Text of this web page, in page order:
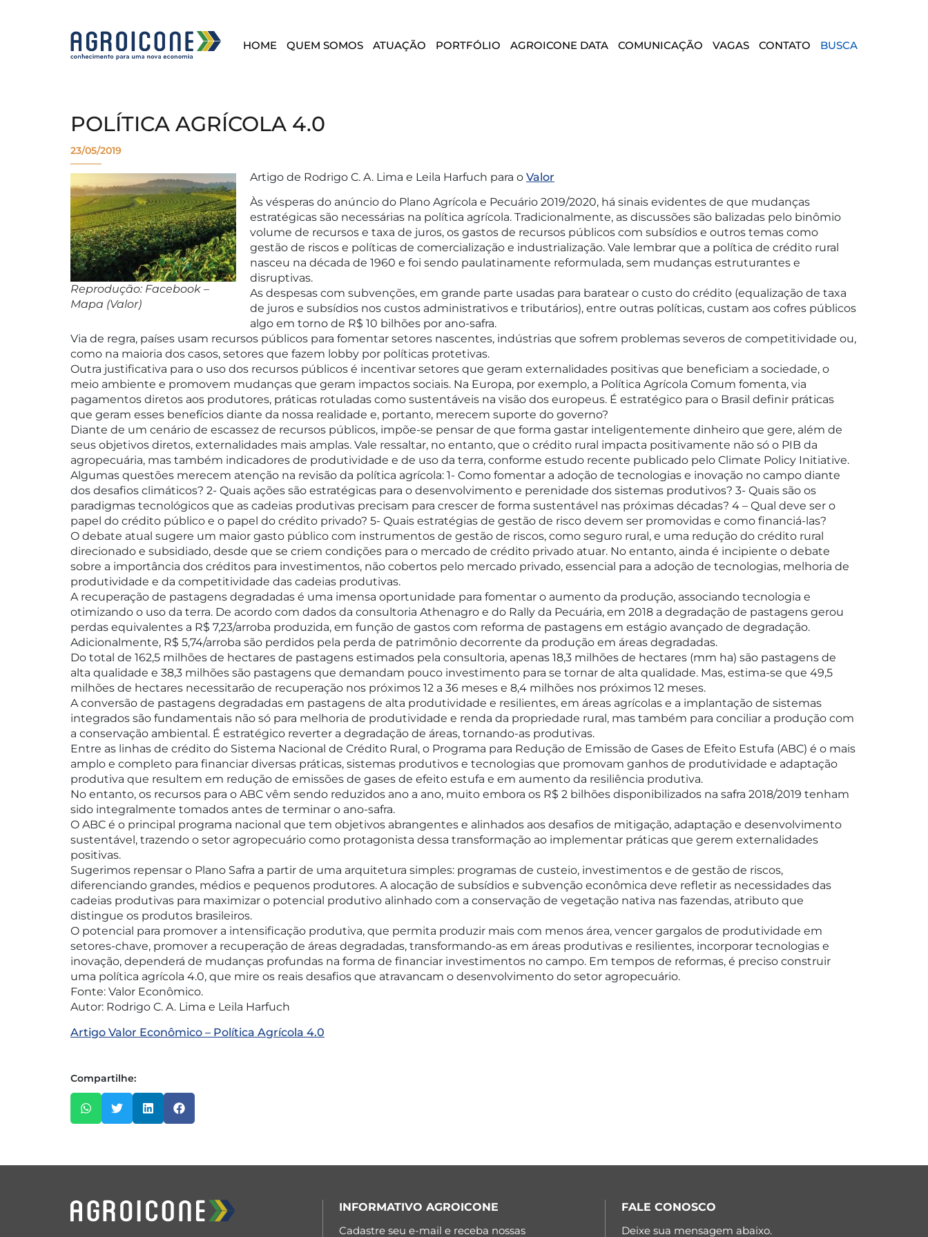
HOME QUEM SOMOS ATUAÇÃO PORTFÓLIO AGROICONE DATA COMUNICAÇÃO VAGAS CONTATO BUSCA
POLÍTICA AGRÍCOLA 4.0
23/05/2019
Reprodução: Facebook –
Mapa (Valor)
Artigo de Rodrigo C. A. Lima e Leila Harfuch para o Valor
Às vésperas do anúncio do Plano Agrícola e Pecuário 2019/2020, há sinais evidentes de que mudanças
estratégicas são necessárias na política agrícola. Tradicionalmente, as discussões são balizadas pelo binômio
volume de recursos e taxa de juros, os gastos de recursos públicos com subsídios e outros temas como
gestão de riscos e políticas de comercialização e industrialização. Vale lembrar que a política de crédito rural
nasceu na década de 1960 e foi sendo paulatinamente reformulada, sem mudanças estruturantes e
disruptivas.
As despesas com subvenções, em grande parte usadas para baratear o custo do crédito (equalização de taxa
de juros e subsídios nos custos administrativos e tributários), entre outras políticas, custam aos cofres públicos
algo em torno de R$ 10 bilhões por ano-safra.
Via de regra, países usam recursos públicos para fomentar setores nascentes, indústrias que sofrem problemas severos de competitividade ou,
como na maioria dos casos, setores que fazem lobby por políticas protetivas.
Outra justificativa para o uso dos recursos públicos é incentivar setores que geram externalidades positivas que beneficiam a sociedade, o
meio ambiente e promovem mudanças que geram impactos sociais. Na Europa, por exemplo, a Política Agrícola Comum fomenta, via
pagamentos diretos aos produtores, práticas rotuladas como sustentáveis na visão dos europeus. É estratégico para o Brasil definir práticas
que geram esses benefícios diante da nossa realidade e, portanto, merecem suporte do governo?
Diante de um cenário de escassez de recursos públicos, impõe-se pensar de que forma gastar inteligentemente dinheiro que gere, além de
seus objetivos diretos, externalidades mais amplas. Vale ressaltar, no entanto, que o crédito rural impacta positivamente não só o PIB da
agropecuária, mas também indicadores de produtividade e de uso da terra, conforme estudo recente publicado pelo Climate Policy Initiative.
Algumas questões merecem atenção na revisão da política agrícola: 1- Como fomentar a adoção de tecnologias e inovação no campo diante
dos desafios climáticos? 2- Quais ações são estratégicas para o desenvolvimento e perenidade dos sistemas produtivos? 3- Quais são os
paradigmas tecnológicos que as cadeias produtivas precisam para crescer de forma sustentável nas próximas décadas? 4 – Qual deve ser o
papel do crédito público e o papel do crédito privado? 5- Quais estratégias de gestão de risco devem ser promovidas e como financiá-las?
O debate atual sugere um maior gasto público com instrumentos de gestão de riscos, como seguro rural, e uma redução do crédito rural
direcionado e subsidiado, desde que se criem condições para o mercado de crédito privado atuar. No entanto, ainda é incipiente o debate
sobre a importância dos créditos para investimentos, não cobertos pelo mercado privado, essencial para a adoção de tecnologias, melhoria de
produtividade e da competitividade das cadeias produtivas.
A recuperação de pastagens degradadas é uma imensa oportunidade para fomentar o aumento da produção, associando tecnologia e
otimizando o uso da terra. De acordo com dados da consultoria Athenagro e do Rally da Pecuária, em 2018 a degradação de pastagens gerou
perdas equivalentes a R$ 7,23/arroba produzida, em função de gastos com reforma de pastagens em estágio avançado de degradação.
Adicionalmente, R$ 5,74/arroba são perdidos pela perda de patrimônio decorrente da produção em áreas degradadas.
Do total de 162,5 milhões de hectares de pastagens estimados pela consultoria, apenas 18,3 milhões de hectares (mm ha) são pastagens de
alta qualidade e 38,3 milhões são pastagens que demandam pouco investimento para se tornar de alta qualidade. Mas, estima-se que 49,5
milhões de hectares necessitarão de recuperação nos próximos 12 a 36 meses e 8,4 milhões nos próximos 12 meses.
A conversão de pastagens degradadas em pastagens de alta produtividade e resilientes, em áreas agrícolas e a implantação de sistemas
integrados são fundamentais não só para melhoria de produtividade e renda da propriedade rural, mas também para conciliar a produção com
a conservação ambiental. É estratégico reverter a degradação de áreas, tornando-as produtivas.
Entre as linhas de crédito do Sistema Nacional de Crédito Rural, o Programa para Redução de Emissão de Gases de Efeito Estufa (ABC) é o mais
amplo e completo para financiar diversas práticas, sistemas produtivos e tecnologias que promovam ganhos de produtividade e adaptação
produtiva que resultem em redução de emissões de gases de efeito estufa e em aumento da resiliência produtiva.
No entanto, os recursos para o ABC vêm sendo reduzidos ano a ano, muito embora os R$ 2 bilhões disponibilizados na safra 2018/2019 tenham
sido integralmente tomados antes de terminar o ano-safra.
O ABC é o principal programa nacional que tem objetivos abrangentes e alinhados aos desafios de mitigação, adaptação e desenvolvimento
sustentável, trazendo o setor agropecuário como protagonista dessa transformação ao implementar práticas que gerem externalidades
positivas.
Sugerimos repensar o Plano Safra a partir de uma arquitetura simples: programas de custeio, investimentos e de gestão de riscos,
diferenciando grandes, médios e pequenos produtores. A alocação de subsídios e subvenção econômica deve refletir as necessidades das
cadeias produtivas para maximizar o potencial produtivo alinhado com a conservação de vegetação nativa nas fazendas, atributo que
distingue os produtos brasileiros.
O potencial para promover a intensificação produtiva, que permita produzir mais com menos área, vencer gargalos de produtividade em
setores-chave, promover a recuperação de áreas degradadas, transformando-as em áreas produtivas e resilientes, incorporar tecnologias e
inovação, dependerá de mudanças profundas na forma de financiar investimentos no campo. Em tempos de reformas, é preciso construir
uma política agrícola 4.0, que mire os reais desafios que atravancam o desenvolvimento do setor agropecuário.
Fonte: Valor Econômico.
Autor: Rodrigo C. A. Lima e Leila Harfuch
Artigo Valor Econômico – Política Agrícola 4.0
Compartilhe:
INFORMATIVO AGROICONE
Cadastre seu e-mail e receba nossas
FALE CONOSCO
Deixe sua mensagem abaixo.